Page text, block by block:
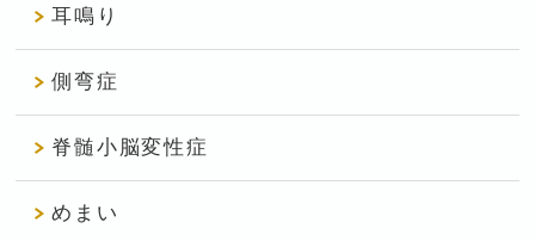
耳鳴り
側弯症
脊髄小脳変性症
めまい